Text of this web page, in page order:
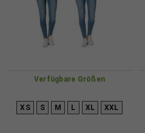
Verfügbare Größen
XS S M L XL XXL